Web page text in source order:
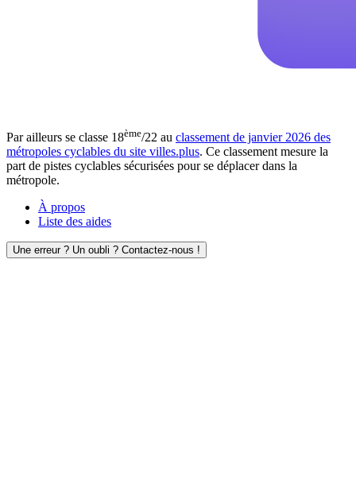
Par ailleurs se classe 18ème/22 au classement de janvier 2026 des
métropoles cyclables du site villes.plus. Ce classement mesure la
part de pistes cyclables sécurisées pour se déplacer dans la
métropole.
À propos
Liste des aides
Une erreur ? Un oubli ? Contactez-nous !